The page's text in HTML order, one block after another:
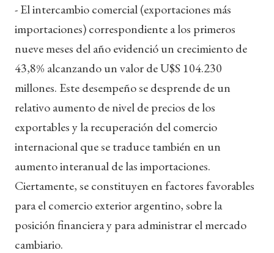
- El intercambio comercial (exportaciones más
importaciones) correspondiente a los primeros
nueve meses del año evidenció un crecimiento de
43,8% alcanzando un valor de U$S 104.230
millones. Este desempeño se desprende de un
relativo aumento de nivel de precios de los
exportables y la recuperación del comercio
internacional que se traduce también en un
aumento interanual de las importaciones.
Ciertamente, se constituyen en factores favorables
para el comercio exterior argentino, sobre la
posición financiera y para administrar el mercado
cambiario.